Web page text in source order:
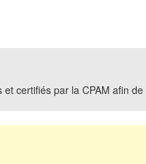
certifiés par la CPAM afin de